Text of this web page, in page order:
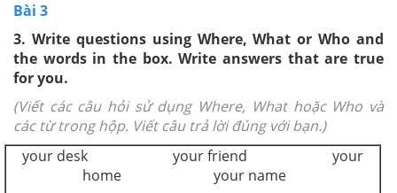
Bài 3
3. Write questions using Where, What or Who and
the words in the box. Write answers that are true
for you.
(Viết các câu hỏi sử dụng Where, What hoặc Who và
các từ trong hộp. Viết câu trả lời đúng với bạn.)
your desk your friend your
home your name